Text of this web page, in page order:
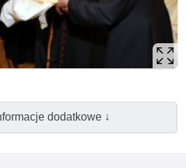
dodatkowe ↓